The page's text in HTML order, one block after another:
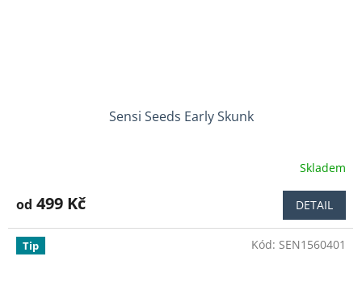
Sensi Seeds Early Skunk
produktu
4,0
Skladem
od 499 Kč DETAIL
Tip Kód: SEN1560401